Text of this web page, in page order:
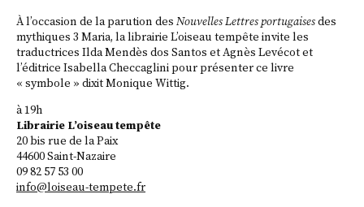
À l’occasion de la parution des Nouvelles Lettres portugaisesdes
mythiques 3 Maria, la librairie L’oiseau tempête invite les
traductrices Ilda Mendès dos Santos et Agnès Levécot et
l’éditrice Isabella Checcaglini pour présenter ce livre
« symbole » dixit Monique Wittig.
à 19h
Librairie L’oiseau tempête
20 bis rue de la Paix
44600 Saint-Nazaire
09 82 57 53 00
info@loiseau-tempete.fr